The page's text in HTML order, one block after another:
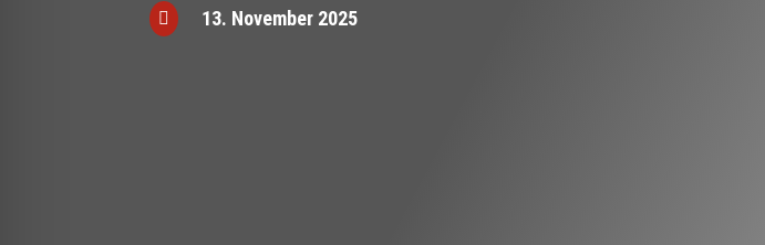
 13. November 2025